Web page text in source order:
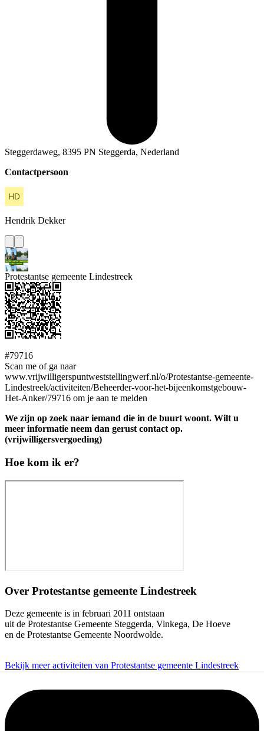
Steggerdaweg, 8395 PN Steggerda, Nederland
Contactpersoon
Hendrik Dekker
Protestantse gemeente Lindestreek
#79716
Scan me of ga naar
www.vrijwilligerspuntweststellingwerf.nl/o/Protestantse-gemeente-
Lindestreek/activiteiten/Beheerder-voor-het-bijeenkomstgebouw-
Het-Anker/79716 om je aan te melden
We zijn op zoek naar iemand die in de buurt woont. Wilt u
meer informatie neem dan gerust contact op.
(vrijwilligersvergoeding)
Hoe kom ik er?
Over Protestantse gemeente Lindestreek
Deze gemeente is in februari 2011 ontstaan
uit de Protestantse Gemeente Steggerda, Vinkega, De Hoeve
en de Protestantse Gemeente Noordwolde.
Bekijk meer activiteiten van Protestantse gemeente Lindestreek